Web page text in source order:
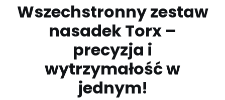
Wszechstronny zestaw
nasadek Torx –
precyzja i
wytrzymałość w
jednym!